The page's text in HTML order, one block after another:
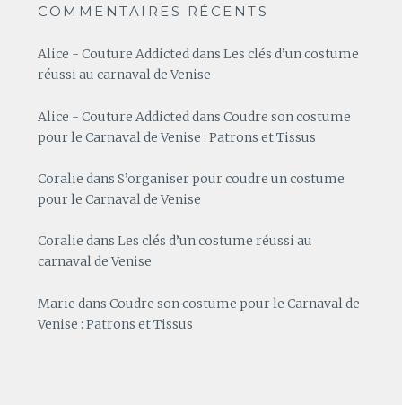
COMMENTAIRES RÉCENTS
Alice - Couture AddicteddansLes clés d’un costume
réussi au carnaval de Venise
Alice - Couture Addicted dansCoudre son costume
pour le Carnaval de Venise : Patrons et Tissus
Coralie dansS’organiser pour coudre un costume
pour le Carnaval de Venise
Coralie dansLes clés d’un costume réussi au
carnaval de Venise
Marie dansCoudre son costume pour le Carnaval de
Venise : Patrons et Tissus